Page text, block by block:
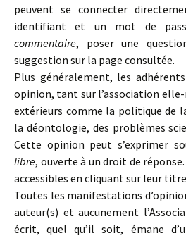
peuvent se connecter
identifiant et un mot de
commentaire, poser une
suggestion sur la page consultée.
Plus généralement, les
opinion, tant sur l’association elle-
extérieurs comme la politique de
la déontologie, des problèmes
Cette opinion peut s’exprimer
libre, ouverte à un droit de
accessibles en cliquant sur leur
Toutes les manifestations
auteur(s) et aucunement
écrit, quel qu’il soit, émane